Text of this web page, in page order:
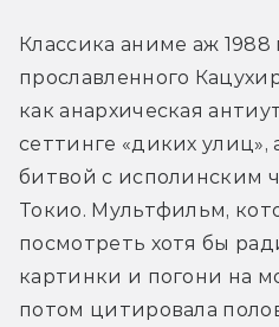
Классика аниме аж 1988
прославленного
как анархическая
сеттинге «диких улиц»,
битвой с исполинским
Токио. Мультфильм,
посмотреть хотя бы
картинки и погони на
потом цитировала